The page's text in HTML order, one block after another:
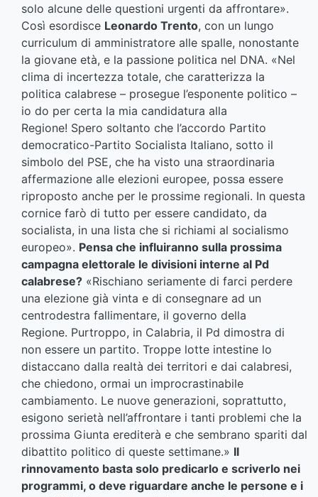
solo alcune delle questioni urgenti da affrontare».
Così esordisce Leonardo Trento, con un lungo
curriculum di amministratore alle spalle, nonostante
la giovane età, e la passione politica nel DNA. «Nel
clima di incertezza totale, che caratterizza la
politica calabrese – prosegue l’esponente politico –
io do per certa la mia candidatura alla
Regione! Spero soltanto che l’accordo Partito
democratico-Partito Socialista Italiano, sotto il
simbolo del PSE, che ha visto una straordinaria
affermazione alle elezioni europee, possa essere
riproposto anche per le prossime regionali. In questa
cornice farò di tutto per essere candidato, da
socialista, in una lista che si richiami al socialismo
europeo». Pensa che influiranno sulla prossima
campagna elettorale le divisioni interne al Pd
calabrese? «Rischiano seriamente di farci perdere
una elezione già vinta e di consegnare ad un
centrodestra fallimentare, il governo della
Regione. Purtroppo, in Calabria, il Pd dimostra di
non essere un partito. Troppe lotte intestine lo
distaccano dalla realtà dei territori e dai calabresi,
che chiedono, ormai un improcrastinabile
cambiamento. Le nuove generazioni, soprattutto,
esigono serietà nell’affrontare i tanti problemi che la
prossima Giunta erediterà e che sembrano spariti dal
dibattito politico di queste settimane.» Il
rinnovamento basta solo predicarlo e scriverlo nei
programmi, o deve riguardare anche le persone e i